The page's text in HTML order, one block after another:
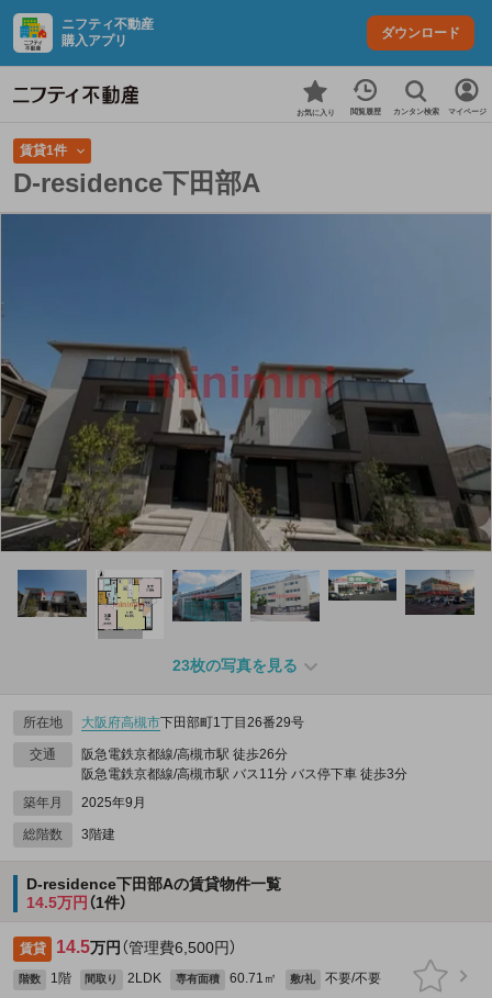
ニフティ不動産
購入アプリ
ダウンロード
お気に入り 閲覧履歴 カンタン検索 マイページ
賃貸1件
D-residence下田部A
23枚の写真を見る
所在地 大阪府高槻市下田部町1丁目26番29号
交通
阪急電鉄京都線/高槻市駅 徒歩26分
阪急電鉄京都線/高槻市駅 バス11分 バス停下車 徒歩3分
築年月
2025年9月
総階数 3階建
D-residence下田部Aの賃貸物件一覧
14.5万円 （1件）
賃貸 14.5万円 （管理費6,500円）
階数 1階 間取り 2LDK 専有面積 60.71㎡ 敷/礼
不要/不要